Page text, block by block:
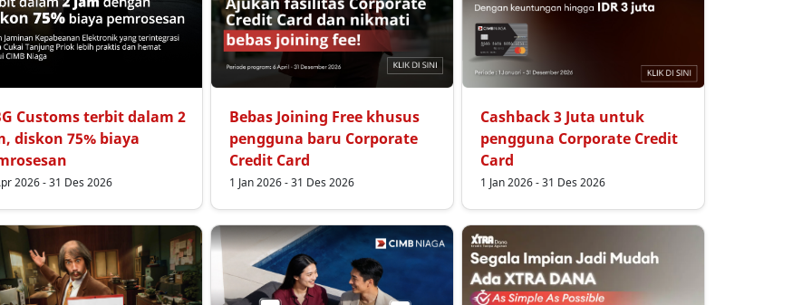
Customs terbit dalam 2
diskon 75% biaya
2026 - 31 Des 2026
Bebas Joining Free khusus
pengguna baru Corporate
Credit Card
1 Jan 2026 - 31 Des 2026
Cashback 3 Juta untuk
pengguna Corporate Credit
Card
1 Jan 2026 - 31 Des 2026